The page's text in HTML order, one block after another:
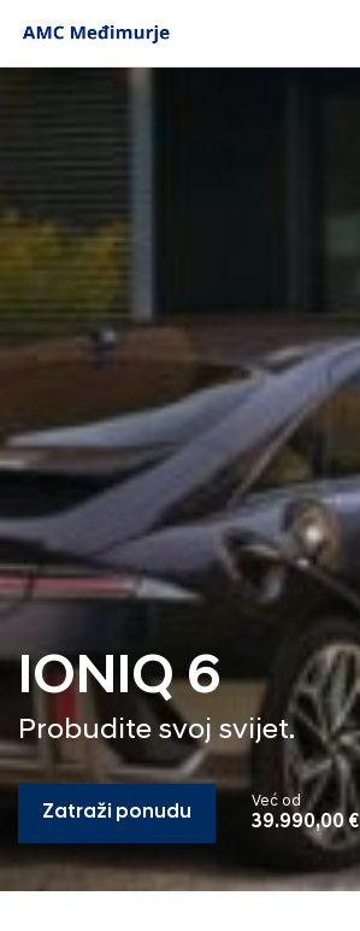
IONIQ 6
Probudite svoj svijet.
Zatraži ponudu
Već od
39.990,00 €